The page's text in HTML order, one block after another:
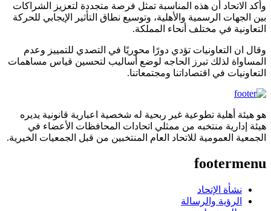
وأكد الاتحاد أن هذه المناسبة تمثل فرصة متجددة لتعزيز الشراكات
بين الجهات الرسمية والأهلية، وتوسيع نطاق التأثير الإيجابي للحركة
التعاونية في مختلف أنحاء المملكة.
وقال ان التعاونيات تؤدي دورًا محوريًا في التصدي للتمييز وعدم
المساواة لذلك تبرز الحاجه لوضع أساليب لتحسين قياس مساهمات
التعاونيات في اقتصاداتنا ومجتمعاتنا.
هو هيئة أهلية تطوعية غير ربحية له شخصية اعبارية قانونية يديره
هيئة إدارية منتخبه من ممثلي اتحادات المحافظات الأعضاء في
الجمعية العمومية للاتحاد العام المنتخبين من قبل الجمعيات الخيرية.
footermenu
نشأة الإتحاد
الرؤية والرسالة